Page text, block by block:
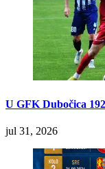
U GFK Dubočica
jul 31, 2026